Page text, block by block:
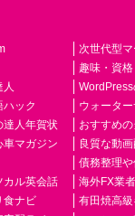
人
ック
達人年賀状
車マガジン
カル英会話
食ナビ
次世代型
趣味・資
ウォータ
おすすめ
良質な動
債務整理
海外FX業
有田焼高